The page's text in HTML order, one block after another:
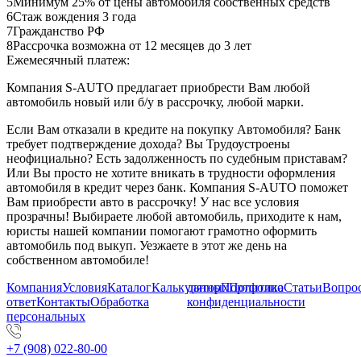
6Стаж вождения 3 года
7Гражданство РФ
8Рассрочка возможна от 12 месяцев до 3 лет
Ежемесячный платеж:
Компания S-AUTO предлагает приобрести Вам любой
автомобиль новый или б/у в рассрочку, любой марки.
Если Вам отказали в кредите на покупку Автомобиля? Банк
требует подтверждение дохода? Вы Трудоустроены
неофициально? Есть задолженность по судебным приставам?
Или Вы просто не хотите вникать в трудности оформления
автомобиля в кредит через банк. Компания S-AUTO поможет
Вам приобрести авто в рассрочку! У нас все условия
прозрачны! Выбираете любой автомобиль, приходите к нам,
юристы нашей компании помогают грамотно оформить
автомобиль под выкуп. Уезжаете в этот же день на
собственном автомобиле!
КомпанияУсловияКаталогКалькуляторПортфолиоСтатьи
ответКонтактыОбработка
персональных
данныхПолитика
конфиденциальности
+7 (908) 022-80-00